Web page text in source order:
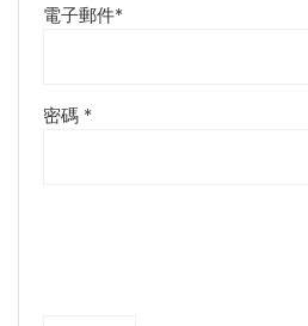
電子郵件*
密碼 *